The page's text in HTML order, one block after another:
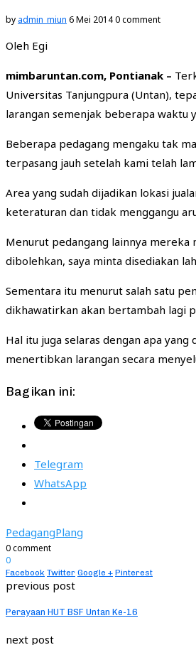
by admin_miun 6 Mei 20140 comment
Oleh Egi
mimbaruntan.com, Pontianak –
Universitas Tanjungpura (Untan),
larangan semenjak beberapa waktu
Beberapa pedagang mengaku tak
terpasang jauh setelah kami telah
Area yang sudah dijadikan lokasi
keteraturan dan tidak menggangu
Menurut pedangang lainnya mereka
dibolehkan, saya minta disediakan
Sementara itu menurut salah satu
dikhawatirkan akan bertambah lagi
Hal itu juga selaras dengan apa
menertibkan larangan secara
Bagikan ini:
Telegram
WhatsApp
PedagangPlang
0 comment
0
Facebook Twitter Google + Pinterest
previous post
Perayaan HUT BSF Untan Ke-16
next post